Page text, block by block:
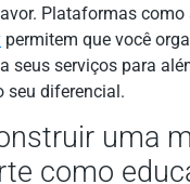
Plataformas como
permitem que você
seus serviços para
seu diferencial.
uma
como